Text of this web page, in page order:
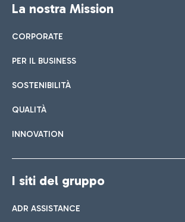
La nostra Mission
CORPORATE
PER IL BUSINESS
SOSTENIBILITÀ
QUALITÀ
INNOVATION
I siti del gruppo
ADR ASSISTANCE